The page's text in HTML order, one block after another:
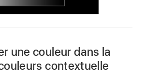
une couleur dans la
contextuelle